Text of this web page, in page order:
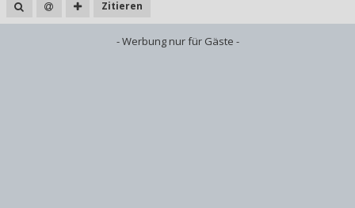
Zitieren
- Werbung nur für Gäste -